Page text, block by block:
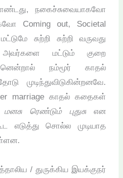
நகைச்சுவையாகவோ
Coming out, Societal
சுற்றி சுற்றி வருவது
அவர்களை மட்டும் குறை
நம்மூர் காதல்
முடிந்துவிடுகின்றனவே.
marriage காதல் கதைகள்
ரெண்டும் புதுசுஎன
எடுத்து சொல்ல முடியாத
/ துருக்கிய இயக்குநர்